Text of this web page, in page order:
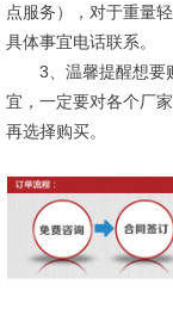
点服务），对于重量
具体事宜电话联系。
3、温馨提醒想要购
宜，一定要对各个厂
再选择购买。